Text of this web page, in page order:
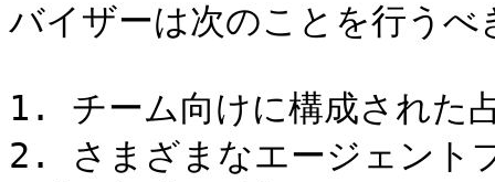
バイザーは次のことを行うべ
1. チーム向けに構成された
2. さまざまなエージェント